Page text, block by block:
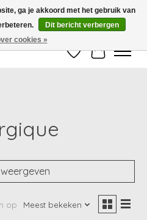
Verlanglijst
op Meest bekeken
ga je akkoord met het gebruik van
Dit bericht verbergen
cookies »